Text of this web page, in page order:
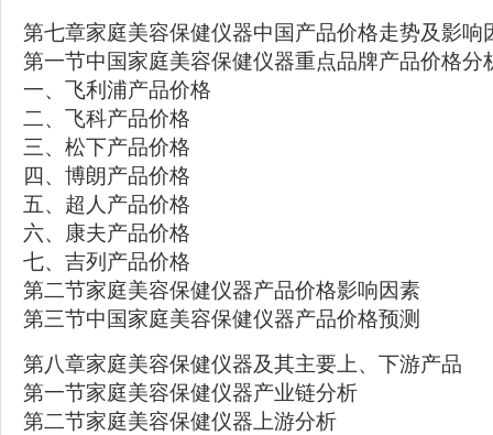
第七章家庭美容保健仪器中国产品价格走势及影响
第一节中国家庭美容保健仪器重点品牌产品价格分
一、飞利浦产品价格
二、飞科产品价格
三、松下产品价格
四、博朗产品价格
五、超人产品价格
六、康夫产品价格
七、吉列产品价格
第二节家庭美容保健仪器产品价格影响因素
第三节中国家庭美容保健仪器产品价格预测
第八章家庭美容保健仪器及其主要上、下游产品
第一节家庭美容保健仪器产业链分析
第二节家庭美容保健仪器上游分析